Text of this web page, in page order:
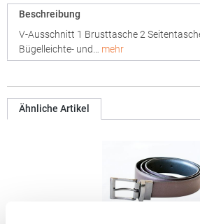
Beschreibung
V-Ausschnitt 1 Brusttasche 2
Bügelleichte- und… mehr
Ähnliche Artikel